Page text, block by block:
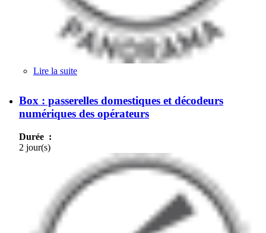
Lire la suite
Box : passerelles domestiques et décodeurs
numériques des opérateurs
Durée :
2 jour(s)